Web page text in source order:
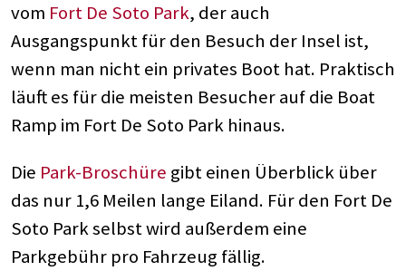
vom Fort De Soto Park, der auch
Ausgangspunkt für den Besuch der Insel ist,
wenn man nicht ein privates Boot hat. Praktisch
läuft es für die meisten Besucher auf die Boat
Ramp im Fort De Soto Park hinaus.
Die Park-Broschüre gibt einen Überblick über
das nur 1,6 Meilen lange Eiland. Für den Fort De
Soto Park selbst wird außerdem eine
Parkgebühr pro Fahrzeug fällig.